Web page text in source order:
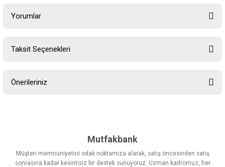
Yorumlar
Taksit Seçenekleri
Önerileriniz
Görüş ve önerileriniz için teşekkür ederiz.
Ürün resmi kalitesiz, bozuk veya görüntülenemiyor.
Mutfakbank
Müşteri memnuniyetini odak noktamıza alarak, satış öncesinden satış
sonrasına kadar kesintisiz bir destek sunuyoruz. Uzman kadromuz, her